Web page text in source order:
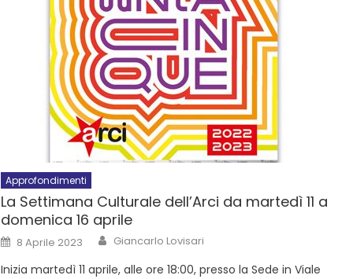
Approfondimenti
La Settimana Culturale dell’Arci da martedì 11 a
domenica 16 aprile
8 Aprile 2023 Giancarlo Lovisari
Inizia martedì 11 aprile, alle ore 18:00, presso la Sede in Viale